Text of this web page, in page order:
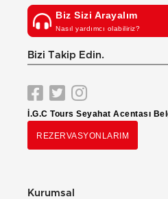
Biz Sizi Arayalım
Nasıl yardımcı olabiliriz?
Bizi Takip Edin.
İ.G.C Tours Seyahat Acentası
REZERVASYONLARIM
Kurumsal